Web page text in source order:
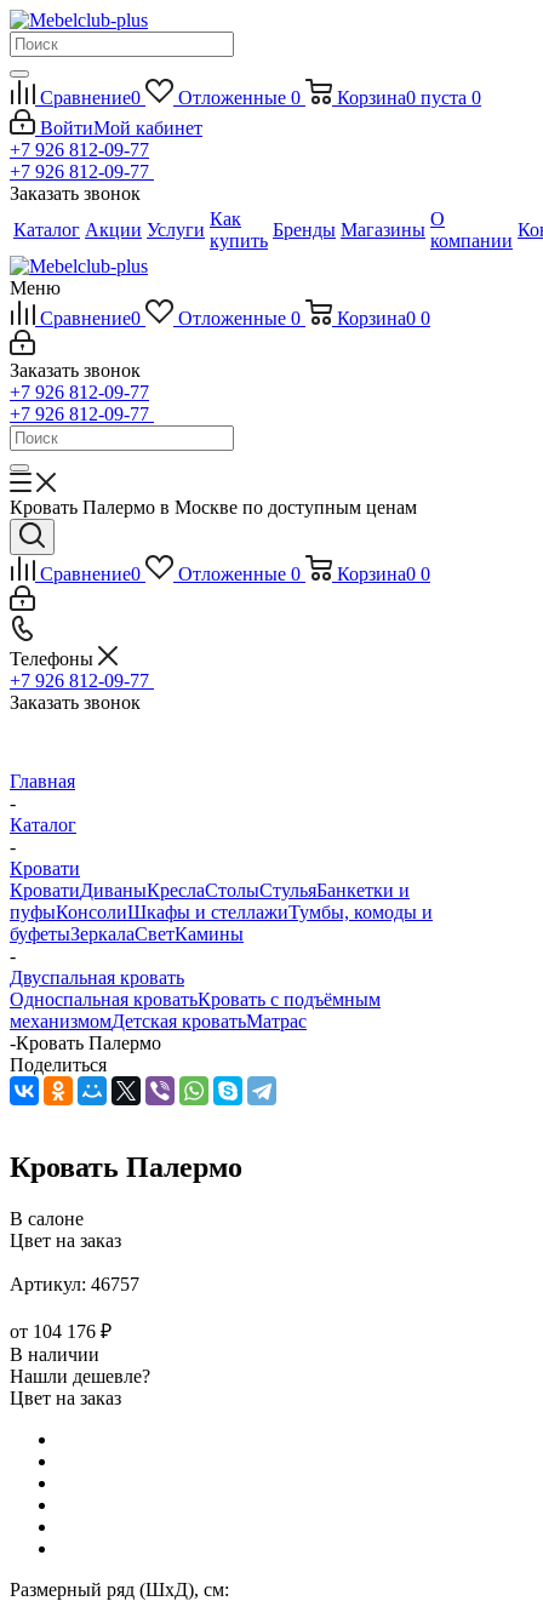
Сравнение0 Отложенные 0 Корзина0 пуста 0
ВойтиМой кабинет
+7 926 812-09-77
+7 926 812-09-77
Заказать звонок
Каталог Акции Услуги
Как
купить
Бренды Магазины
О
компании
Меню
Сравнение0 Отложенные 0 Корзина0 0
Заказать звонок
+7 926 812-09-77
+7 926 812-09-77
Кровать Палермо в Москве по доступным ценам
Сравнение0 Отложенные 0 Корзина0 0
Телефоны
+7 926 812-09-77
Заказать звонок
Главная
-
Каталог
-
Кровати
КроватиДиваныКреслаСтолыСтульяБанкетки и
пуфыКонсолиШкафы и стеллажиТумбы, комоды и
буфетыЗеркалаСветКамины
-
Двуспальная кровать
Односпальная кроватьКровать с подъёмным
механизмомДетская кроватьМатрас
-Кровать Палермо
Поделиться
Кровать Палермо
В салоне
Цвет на заказ
Артикул: 46757
от 104 176 ₽
В наличии
Нашли дешевле?
Цвет на заказ
Размерный ряд (ШхД), см: